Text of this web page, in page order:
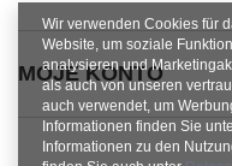
MOJE KONTO
Wir verwenden Cookies für
Website, um soziale
analysieren und
als auch von unseren
auch verwendet, um
Informationen finden Sie
Informationen zu den